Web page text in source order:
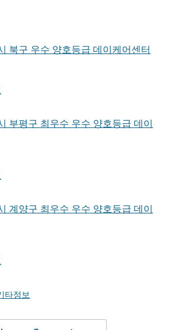
북구 우수 양호등급 데이케어센터
부평구 최우수 우수 양호등급 데이
계양구 최우수 우수 양호등급 데이
타정보